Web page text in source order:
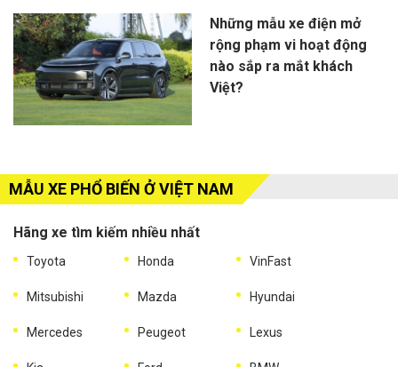
Những mẫu xe điện mở
rộng phạm vi hoạt động
nào sắp ra mắt khách
Việt?
MẪU XE PHỔ BIẾN Ở VIỆT NAM
Hãng xe tìm kiếm nhiều nhất
Toyota Honda VinFast
Mitsubishi Mazda Hyundai
Mercedes Peugeot Lexus